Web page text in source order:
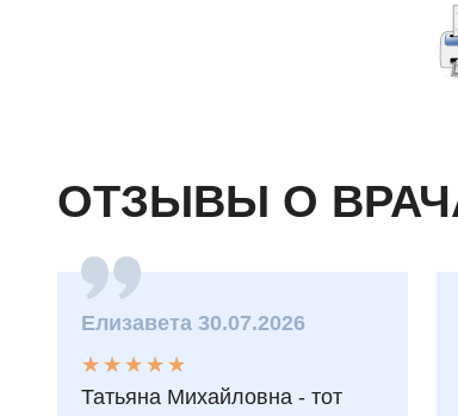
ОТЗЫВЫ О
Елизавета 30.07.2026
★
★
★
★
★
★ ★ ★ ★ ★
Татьяна Михайловна - тот